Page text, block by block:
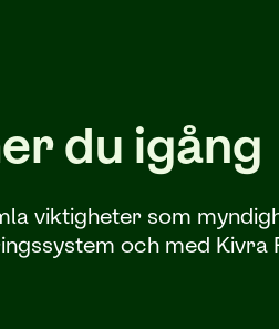
du igång
viktigheter som
och med